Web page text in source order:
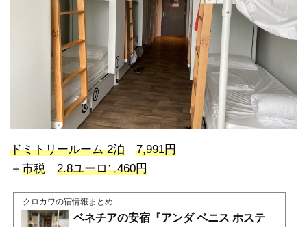
ドミトリールーム 2泊
7,991円
＋ 市税 2.8ユーロ≒460円
クロカワの宿情報まとめ
ベネチアの安宿『アンダ ベニス ホステ